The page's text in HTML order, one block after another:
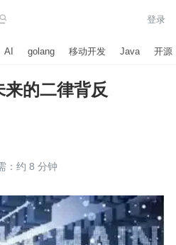
登录
AI golang 移动开发 Java 开源
来的二律背反
：约 8 分钟